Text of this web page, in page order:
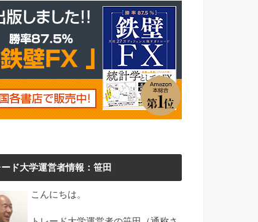
ード大学運営者情報：笹田
こんにちは。